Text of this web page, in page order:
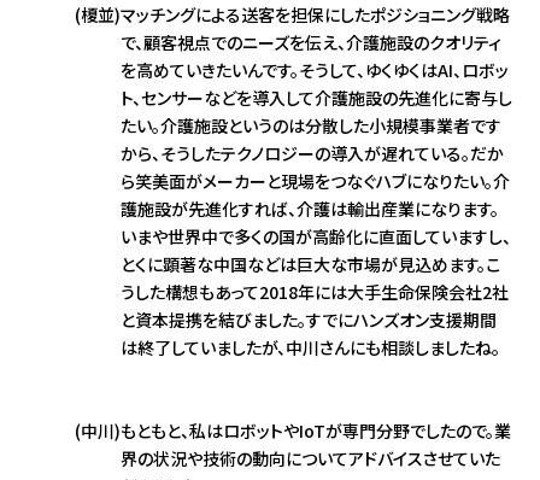
(榎並)マッチングによる送客を担保にしたポジショニング戦略
で、顧客視点でのニーズを伝え、介護施設のクオリティ
を高めていきたいんです。そうして、ゆくゆくはAI、ロボッ
ト、センサーなどを導入して介護施設の先進化に寄与し
たい。介護施設というのは分散した小規模事業者です
から、そうしたテクノロジーの導入が遅れている。だか
ら笑美面がメーカーと現場をつなぐハブになりたい。介
護施設が先進化すれば、介護は輸出産業になります。
いまや世界中で多くの国が高齢化に直面していますし、
とくに顕著な中国などは巨大な市場が見込めます。こ
うした構想もあって2018年には大手生命保険会社2社
と資本提携を結びました。すでにハンズオン支援期間
は終了していましたが、中川さんにも相談しましたね。
(中川)もともと、私はロボットやIoTが専門分野でしたので。業
界の状況や技術の動向についてアドバイスさせていた